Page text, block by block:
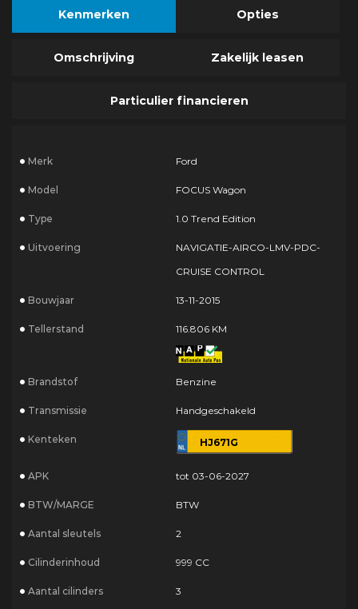
Kenmerken Opties
Omschrijving Zakelijk leasen
Particulier financieren
Merk Ford
Model FOCUS Wagon
Type 1.0 Trend Edition
Uitvoering
NAVIGATIE-AIRCO-LMV-PDC-
CRUISE CONTROL
Bouwjaar 13-11-2015
Tellerstand 116.806 KM
Brandstof Benzine
Transmissie Handgeschakeld
Kenteken HJ671G
APK tot 03-06-2027
BTW/MARGE BTW
Aantal sleutels 2
Cilinderinhoud 999 CC
Aantal cilinders 3